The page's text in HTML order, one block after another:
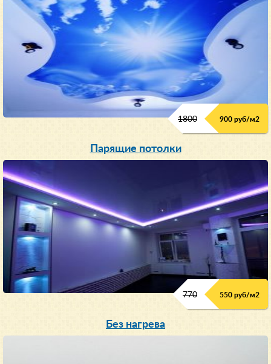
1800 900 руб/м2
Парящие потолки
770 550 руб/м2
Без нагрева